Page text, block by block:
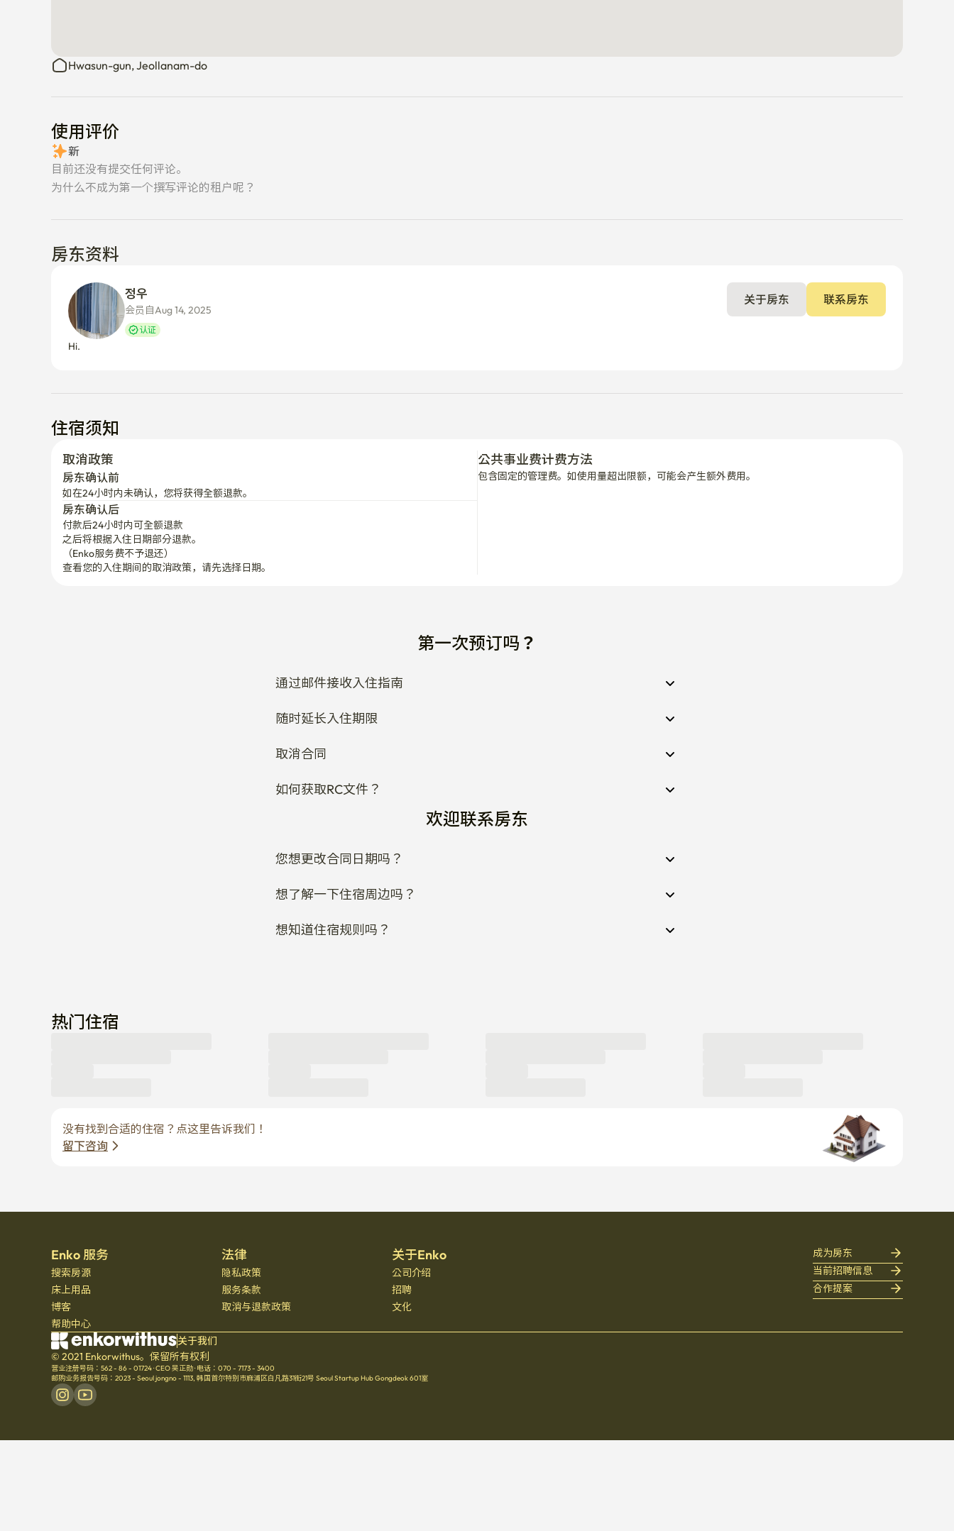
Hwasun-gun, Jeollanam-do
使用评价
新
目前还没有提交任何评论。
为什么不成为第一个撰写评论的租户呢？
房东资料
会员自Aug 14, 2025
认证
关于房东 联系房东
Hi.
住宿须知
取消政策
房东确认前
如在24小时内未确认，您将获得全额退款。
房东确认后
付款后24小时内可全额退款
之后将根据入住日期部分退款。
（Enko服务费不予退还）
查看您的入住期间的取消政策，请先选择日期。
公共事业费计费方法
包含固定的管理费。如使用量超出限额，可能会产生额外费用。
第一次预订吗？
通过邮件接收入住指南
随时延长入住期限
取消合同
如何获取RC文件？
欢迎联系房东
您想更改合同日期吗？
想了解一下住宿周边吗？
想知道住宿规则吗？
热门住宿
没有找到合适的住宿？点这里告诉我们！
留下咨询
Enko 服务
搜索房源
床上用品
博客
帮助中心
法律
隐私政策
服务条款
取消与退款政策
关于Enko
公司介绍
招聘
文化
成为房东
当前招聘信息
合作提案
关于我们
© 2021 Enkorwithus。保留所有权利
营业注册号码：562 - 86 - 01724·CEO 吴正勋· 电话：070 - 7173 - 3400
邮购业务报告号码：2023 - Seoul jongno - 1113, 韩国首尔特别市麻浦区白凡路31街21号 Seoul Startup Hub Gongdeok 601室